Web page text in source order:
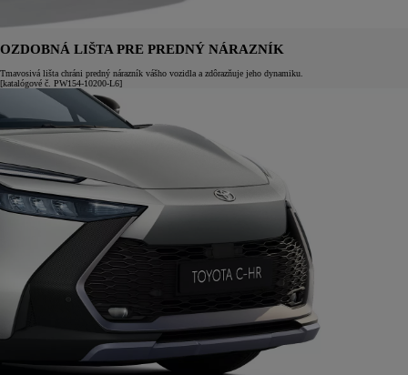
OZDOBNÁ LIŠTA PRE PREDNÝ NÁRAZNÍK
Tmavosivá lišta chráni predný nárazník vášho vozidla a zdôrazňuje jeho dynamiku.
[katalógové č. PW154-10200-L6]